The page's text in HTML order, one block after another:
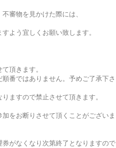
審物を見かけた際には、
よう宜しくお願い致します。
頂きます。
番ではありません。予めご了承下さ
ますので禁止させて頂きます。
をお断りさせて頂くことがございま
がなくなり次第終了となりますので